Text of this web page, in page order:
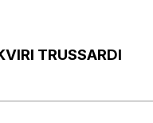
TRUSSARDI